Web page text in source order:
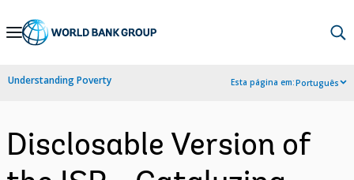
Skip
Navigation
Understanding Poverty Esta página em:Português
Disclosable Version of